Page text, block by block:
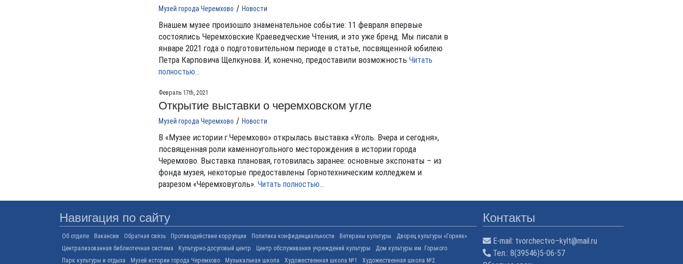
Музей города Черемхово / Новости
Внашем музее произошло знаменательное событие: 11 февраля впервые
состоялись Черемховские Краеведческие Чтения, и это уже бренд. Мы писали в
январе 2021 года о подготовительном периоде в статье, посвященной юбилею
Петра Карповича Щелкунова. И, конечно, предоставили возможность Читать
полностью…
Февраль 17th, 2021
Открытие выставки о черемховском угле
Музей города Черемхово / Новости
В «Музее истории г.Черемхово» открылась выставка «Уголь. Вчера и сегодня»,
посвященная роли каменноугольного месторождения в истории города
Черемхово. Выставка плановая, готовилась заранее: основные экспонаты – из
фонда музея, некоторые предоставлены Горнотехническим колледжем и
разрезом «Черемховуголь». Читать полностью…
Навигация по сайту
Об отделе Вакансии Обратная связь Противодействие коррупции Политика конфиденциальности Ветераны культуры
Дворец культуры «Горняк»
Централизованная библиотечная система
Культурно-досуговый центр Центр обслуживания учреждений культуры
Дом культуры им. Горького
Парк культуры и отдыха
Музей истории города Черемхово Музыкальная школа Художественная школа №1 Художественная школа №2
Контакты
E-mail: tvorchectvo–kylt@mail.ru
Тел.: 8(39546)5-06-57